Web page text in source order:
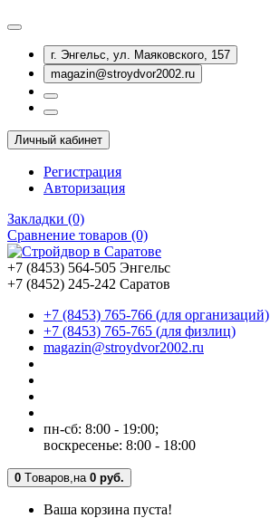
г. Энгельс, ул. Маяковского, 157
magazin@stroydvor2002.ru
Личный кабинет
Регистрация
Авторизация
Закладки (0)
Сравнение товаров (0)
+7 (8453) 564-505 Энгельс
+7 (8452) 245-242 Саратов
+7 (8453) 765-766 (для организаций)
+7 (8453) 765-765 (для физлиц)
magazin@stroydvor2002.ru
пн-сб: 8:00 - 19:00;
воскресенье: 8:00 - 18:00
0 Tоваров,на 0 руб.
Ваша корзина пуста!